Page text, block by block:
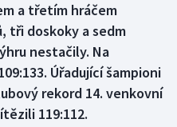
a třetím hráčem
tři doskoky a sedm
nestačily. Na
Úřadující šampioni
rekord 14. venkovní
119:112.